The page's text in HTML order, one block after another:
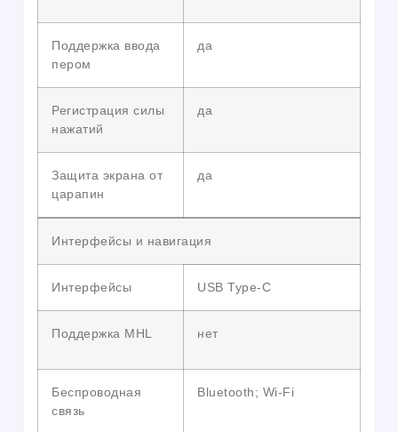
Поддержка ввода
пером
да
Регистрация силы
нажатий
да
Защита экрана от
царапин
да
Интерфейсы и навигация
Интерфейсы USB Type-C
Поддержка MHL нет
Беспроводная
связь
Bluetooth; Wi-Fi